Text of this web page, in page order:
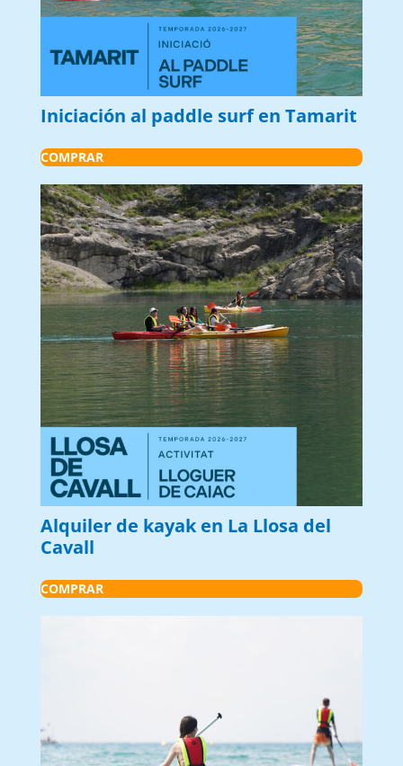
Iniciación al paddle surf en Tamarit
COMPRAR
Alquiler de kayak en La Llosa del
Cavall
COMPRAR